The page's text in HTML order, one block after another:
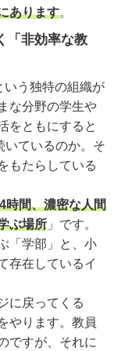
あります。
「非効率な教
いう独特の組織が
な分野の学生や
をともにすると
いているのか。そ
もたらしている
時間、濃密な人間
ぶ場所 」です。
「学部」と、小
存在しているイ
に戻ってくる
やります。教員
ですが、それに